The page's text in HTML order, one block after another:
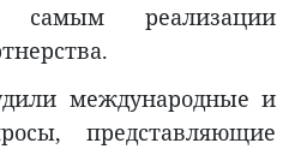
самым реализации
международные и
представляющие